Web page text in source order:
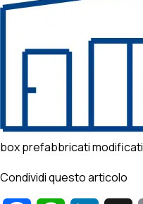
box prefabbricati modificati
Condividi questo articolo